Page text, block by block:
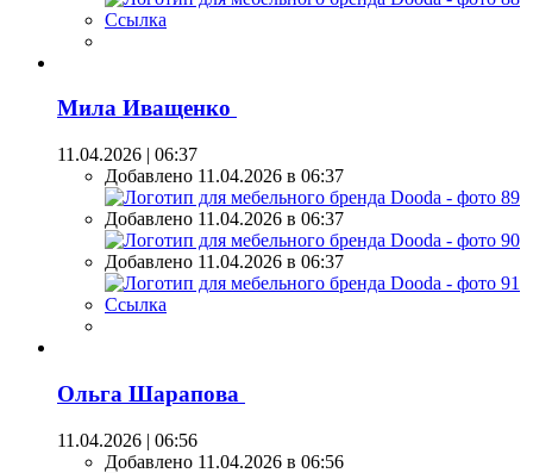
Ссылка
Мила Иващенко
11.04.2026 | 06:37
Добавлено 11.04.2026 в 06:37
Добавлено 11.04.2026 в 06:37
Добавлено 11.04.2026 в 06:37
Ссылка
Ольга Шарапова
11.04.2026 | 06:56
Добавлено 11.04.2026 в 06:56